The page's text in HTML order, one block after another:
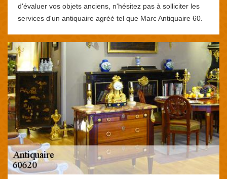
d'évaluer vos objets anciens, n'hésitez pas à solliciter les
services d'un antiquaire agréé tel que Marc Antiquaire 60.